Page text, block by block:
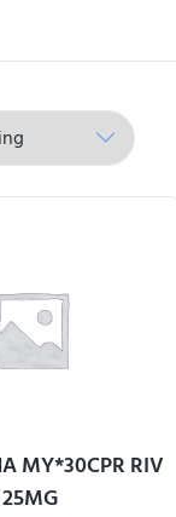
MY*30CPR RIV
25MG